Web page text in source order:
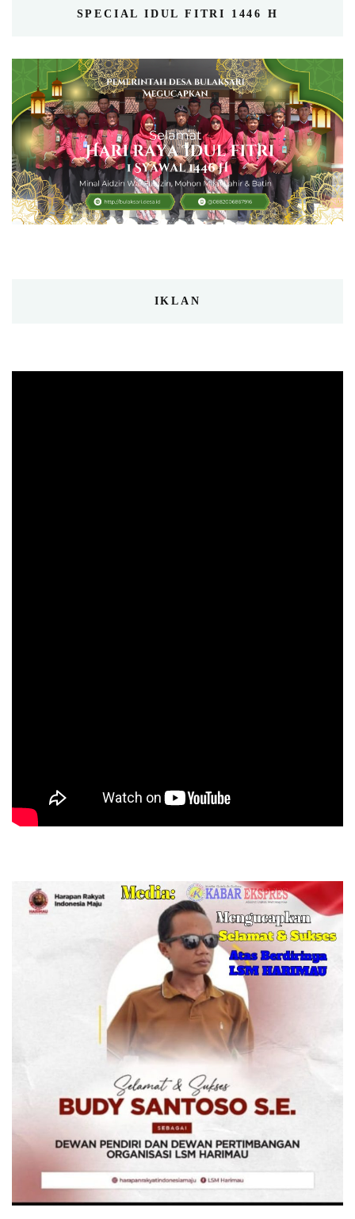
SPECIAL IDUL FITRI 1446 H
IKLAN